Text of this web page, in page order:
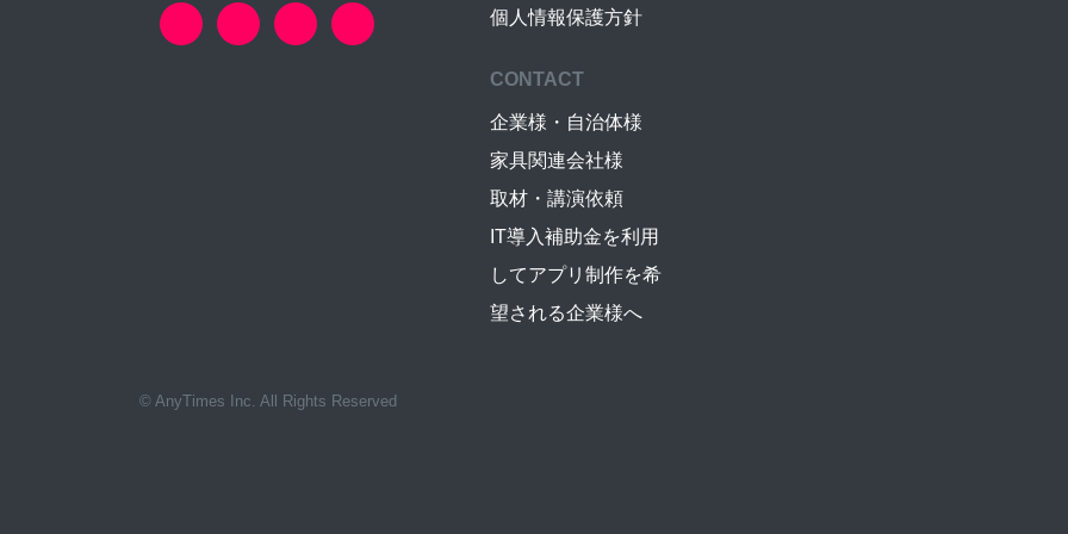
個人情報保護方針
CONTACT
企業様・自治体様
家具関連会社様
取材・講演依頼
IT導入補助金を利用
してアプリ制作を希
望される企業様へ
© AnyTimes Inc. All Rights Reserved